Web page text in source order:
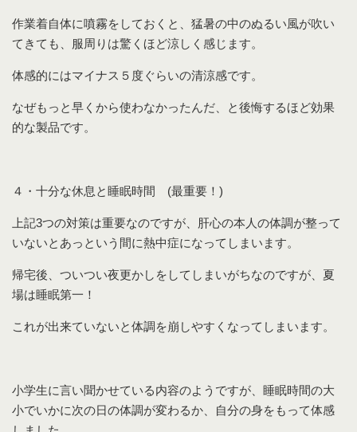
作業着自体に噴霧をしておくと、猛暑の中のぬるい風が吹い
てきても、服周りは驚くほど涼しく感じます。
体感的にはマイナス５度ぐらいの清涼感です。
なぜもっと早くから使わなかったんだ、と後悔するほど効果
的な製品です。
４・十分な休息と睡眠時間 (最重要！)
上記3つの対策は重要なのですが、肝心の本人の体調が整って
いないとあっという間に熱中症になってしまいます。
帰宅後、ついつい夜更かしをしてしまいがちなのですが、夏
場は睡眠第一！
これが出来ていないと体調を崩しやすくなってしまいます。
小学生に言い聞かせている内容のようですが、睡眠時間の大
小でいかに次の日の体調が変わるか、自分の身をもって体感